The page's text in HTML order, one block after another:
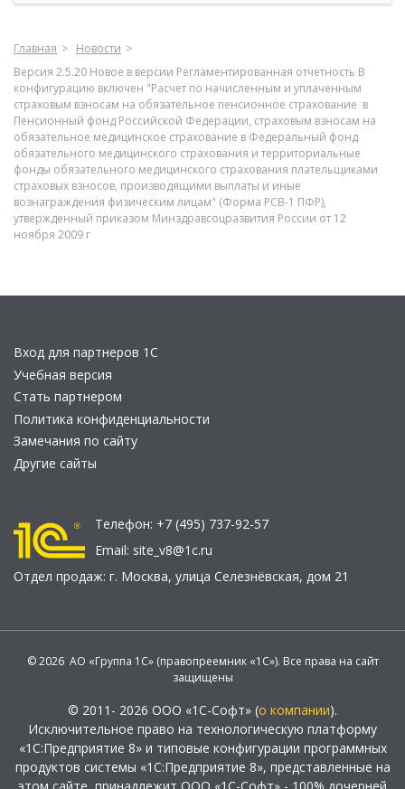
Главная
Новости
Версия 2.5.20 Новое в версии Регламентированная отчетность В
конфигурацию включен "Расчет по начисленным и уплаченным
страховым взносам на обязательное пенсионное страхование в
Пенсионный фонд Российской Федерации, страховым взносам на
обязательное медицинское страхование в Федеральный фонд
обязательного медицинского страхования и территориальные
фонды обязательного медицинского страхования плательщиками
страховых взносов, производящими выплаты и иные
вознаграждения физическим лицам" (Форма РСВ-1 ПФР),
утвержденный приказом Минздравсоцразвития России от 12
ноября 2009 г
Вход для партнеров 1С
Учебная версия
Стать партнером
Политика конфиденциальности
Замечания по сайту
Другие сайты
Телефон: +7 (495) 737-92-57
Email: site_v8@1c.ru
Отдел продаж: г. Москва, улица Селезнёвская, дом 21
© 2026 АО «Группа 1С» (правопреемник «1С»). Все права на сайт
защищены
© 2011- 2026 ООО «1С-Софт» (о компании).
Исключительное право на технологическую платформу
«1С:Предприятие 8» и типовые конфигурации программных
продуктов системы «1С:Предприятие 8», представленные на